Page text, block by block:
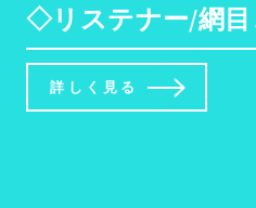
◇リステナー/網目
詳しく見る